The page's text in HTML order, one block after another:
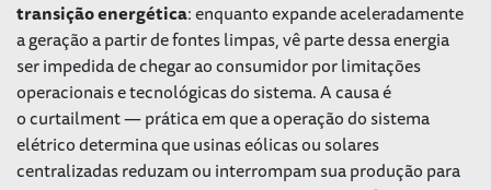
transição energética: enquanto expande aceleradamente
a geração a partir de fontes limpas, vê parte dessa energia
ser impedida de chegar ao consumidor por limitações
operacionais e tecnológicas do sistema. A causa é
ocurtailment— prática em que a operação do sistema
elétrico determina que usinas eólicas ou solares
centralizadas reduzam ou interrompam sua produção para